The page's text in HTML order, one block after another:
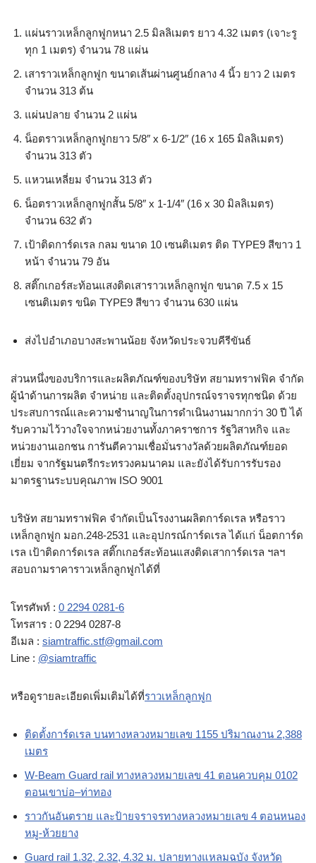
แผ่นราวเหล็กลูกฟูกหนา 2.5 มิลลิเมตร ยาว 4.32 เมตร (เจาะรู
ทุก 1 เมตร) จำนวน 78 แผ่น
เสาราวเหล็กลูกฟูก ขนาดเส้นผ่านศูนย์กลาง 4 นิ้ว ยาว 2 เมตร
จำนวน 313 ต้น
แผ่นปลาย จำนวน 2 แผ่น
น็อตราวเหล็กลูกฟูกยาว 5/8″ x 6-1/2″ (16 x 165 มิลลิเมตร)
จำนวน 313 ตัว
แหวนเหลี่ยม จำนวน 313 ตัว
น็อตราวเหล็กลูกฟูกสั้น 5/8″ x 1-1/4″ (16 x 30 มิลลิเมตร)
จำนวน 632 ตัว
เป้าติดการ์ดเรล กลม ขนาด 10 เซนติเมตร ติด TYPE9 สีขาว 1
หน้า จำนวน 79 อัน
สติ๊กเกอร์สะท้อนแสงติดเสาราวเหล็กลูกฟูก ขนาด 7.5 x 15
เซนติเมตร ขนิด TYPE9 สีขาว จำนวน 630 แผ่น
ส่งไปอำเภอบางสะพานน้อย จังหวัดประจวบคีรีขันธ์
ส่วนหนึ่งของบริการและผลิตภัณฑ์ของบริษัท สยามทราฟฟิค จำกัด
ผู้นำด้านการผลิต จำหน่าย และติดตั้งอุปกรณ์จราจรทุกชนิด ด้วย
ประสบการณ์และความชำนาญในการดำเนินงานมากกว่า 30 ปี ได้
รับความไว้วางใจจากหน่วยงานทั้งภาคราชการ รัฐวิสาหกิจ และ
หน่วยงานเอกชน การันตีความเชื่อมั่นรางวัลด้วยผลิตภัณฑ์ยอด
เยี่ยม จากรัฐมนตรีกระทรวงคมนาคม และยังได้รับการรับรอง
มาตรฐานระบบคุณภาพ ISO 9001
บริษัท สยามทราฟฟิค จำกัดเป็นโรงงานผลิตการ์ดเรล หรือราว
เหล็กลูกฟูก มอก.248-2531 และอุปกรณ์การ์ดเรล ได้แก่ น็อตการ์ด
เรล เป้าติดการ์ดเรล สติ๊กเกอร์สะท้อนแสงติดเสาการ์ดเรล ฯลฯ
สอบถามราคาราวเหล็กลูกฟูกได้ที่
โทรศัพท์ : 0 2294 0281-6
โทรสาร : 0 2294 0287-8
อีเมล : siamtraffic.stf@gmail.com
Line : @siamtraffic
หรือดูรายละเอียดเพิ่มเติมได้ที่ราวเหล็กลูกฟูก
ติดตั้งการ์ดเรล บนทางหลวงหมายเลข 1155 ปริมาณงาน 2,388
เมตร
W-Beam Guard rail ทางหลวงหมายเลข 41 ตอนควบคุม 0102
ตอนเขาบ่อ–ท่าทอง
ราวกันอันตราย และป้ายจราจรทางหลวงหมายเลข 4 ตอนหนอง
หมู-ห้วยยาง
Guard rail 1.32, 2.32, 4.32 ม. ปลายทางแหลมฉบัง จังหวัด